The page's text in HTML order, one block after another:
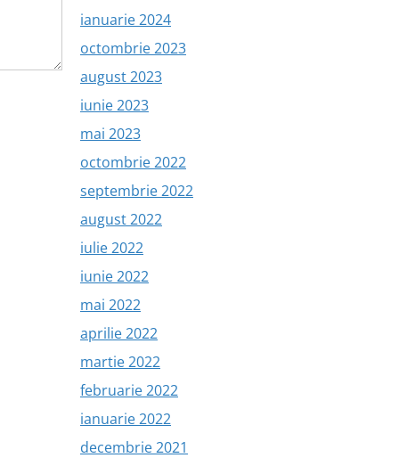
ianuarie 2024
octombrie 2023
august 2023
iunie 2023
mai 2023
octombrie 2022
septembrie 2022
august 2022
iulie 2022
iunie 2022
mai 2022
aprilie 2022
martie 2022
februarie 2022
ianuarie 2022
decembrie 2021